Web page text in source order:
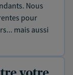
Nous
pour
mais aussi